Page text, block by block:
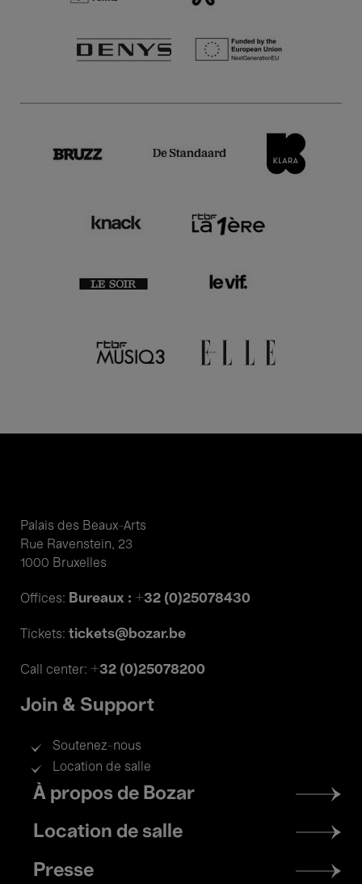
Palais des Beaux-Arts
Rue Ravenstein, 23
1000 Bruxelles
Offices: Bureaux : +32 (0)25078430
Tickets: tickets@bozar.be
Call center: +32 (0)25078200
Join & Support
Soutenez-nous
Location de salle
Footer
menu
À propos de Bozar
Location de salle
Presse